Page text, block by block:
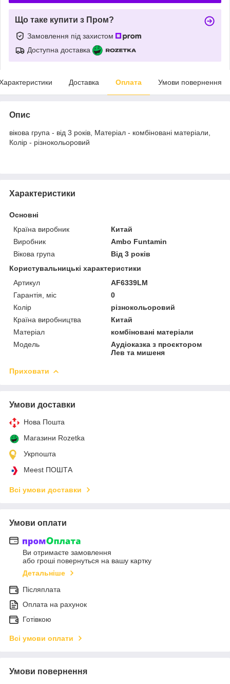
Що таке купити з Пром?
Замовлення під захистом
Доступна доставка
Доставка Оплата Умови повернення
Опис
вікова група - від 3 років, Матеріал - комбіновані матеріали,
Колір - різнокольоровий
Характеристики
Основні
Країна виробник
Китай
Виробник
Ambo Funtamin
Вікова група
Від 3 років
Користувальницькі характеристики
Артикул
AF6339LM
Гарантія, міс
0
Колір
різнокольоровий
Країна виробництва
Китай
Матеріал
комбіновані матеріали
Мoдель
Аудіоказка з проєктором
Лев та мишеня
Приховати
Умови доставки
Нова Пошта
Магазини Rozetka
Укрпошта
Meest ПОШТА
Всі умови доставки
Умови оплати
Ви отримаєте замовлення
або гроші повернуться на вашу картку
Детальніше
Післяплата
Оплата на рахунок
Готівкою
Всі умови оплати
Умови повернення